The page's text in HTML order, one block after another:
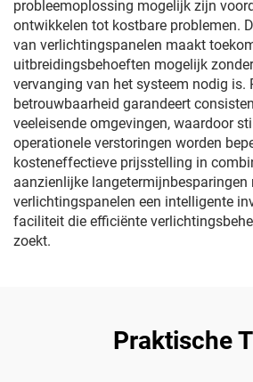
probleemoplossing mogelijk zijn
ontwikkelen tot kostbare problemen.
van verlichtingspanelen maakt
uitbreidingsbehoeften mogelijk
vervanging van het systeem nodig is.
betrouwbaarheid garandeert
veeleisende omgevingen, waardoor
operationele verstoringen worden
kosteneffectieve prijsstelling in
aanzienlijke langetermijnbesparingen
verlichtingspanelen een intelligente
faciliteit die efficiënte
zoekt.
Praktische